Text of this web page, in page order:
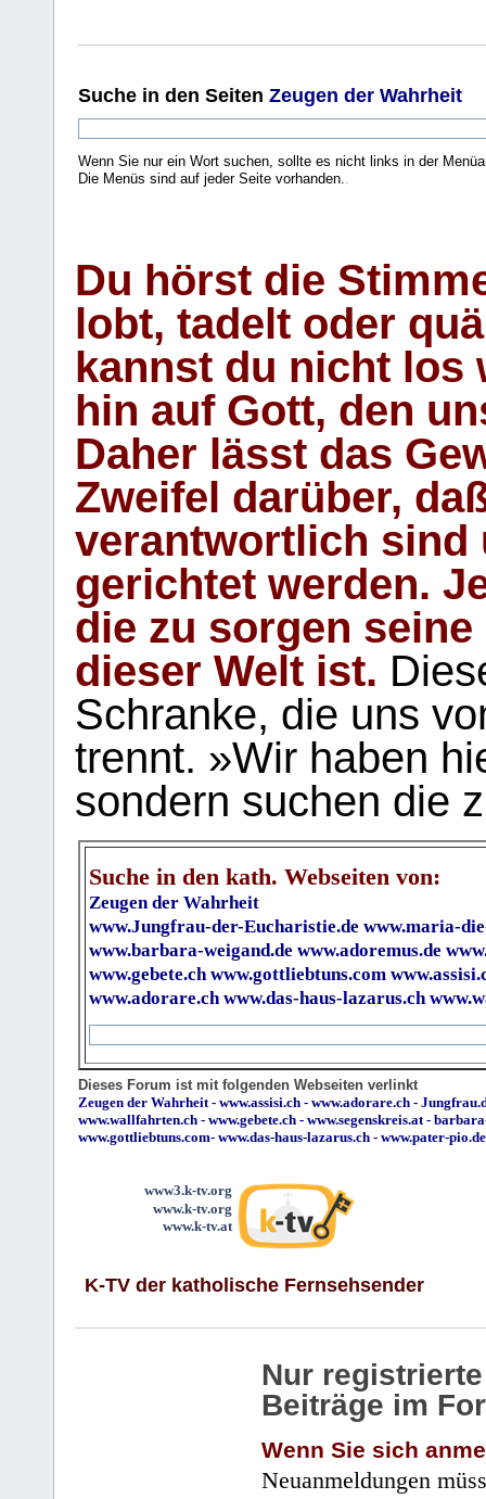
Suche in den Seiten Zeugen der Wahrheit
Wenn Sie nur ein Wort suchen, sollte es nicht links in der
Die Menüs sind auf jeder Seite vorhanden.
Du hörst die
lobt, tadelt oder
kannst du nicht los
hin auf Gott, den
Daher lässt das
Zweifel darüber,
verantwortlich sind
gerichtet werden.
die zu sorgen
dieser Welt ist.
Schranke, die uns
trennt. »Wir haben
sondern suchen die
Suche in den kath. Webseiten von:
Zeugen der Wahrheit
www.Jungfrau-der-Eucharistie.de www.maria-
www.barbara-weigand.de www.adoremus.de
www.gebete.ch www.gottliebtuns.com
www.adorare.ch www.das-haus-lazarus.ch
Dieses Forum ist mit folgenden Webseiten verlinkt
Zeugen der Wahrheit - www.assisi.ch - www.adorare.ch -
www.wallfahrten.ch - www.gebete.ch - www.segenskreis.at -
www.gottliebtuns.com- www.das-haus-lazarus.ch - www.pater-pio.de
www3.k-tv.org
www.k-tv.org
www.k-tv.at
K-TV der katholische Fernsehsender
Nur
Beiträge im
Wenn Sie sich
Neuanmeldungen